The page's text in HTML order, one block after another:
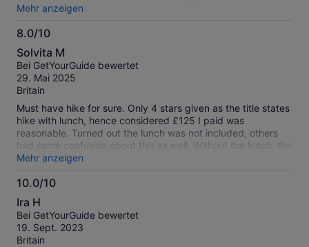
and I was unable to do a large portion of the hike, which was
disappointing. There was also no lunch included, despite it
saying so in the description so we arrived with no food, only
Mehr anzeigen
8.0/10
8.0
von
10
Solvita M
Bei GetYourGuide bewertet
29. Mai 2025
Britain
Must have hike for sure. Only 4 stars given as the title states
hike with lunch, hence considered £125 I paid was
reasonable. Turned out the lunch was not included, others
had same confusion about this as well. Without the lunch, the
price paid is too high for sure. Agency must correct the title
as it's clear misrepresentation of the experience.
Mehr anzeigen
10.0/10
10.0
von
10
Ira H
Bei GetYourGuide bewertet
19. Sept. 2023
Britain